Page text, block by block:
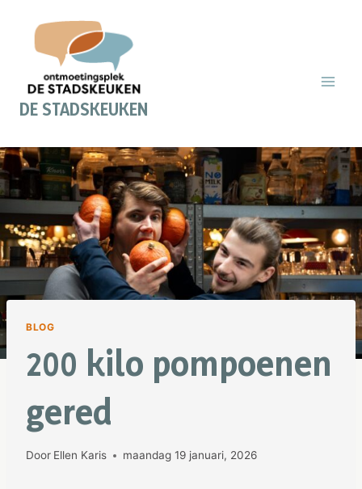
inhoud
DE STADSKEUKEN
BLOG
200 kilo pompoenen
gered
Door Ellen Karis maandag 19 januari, 2026